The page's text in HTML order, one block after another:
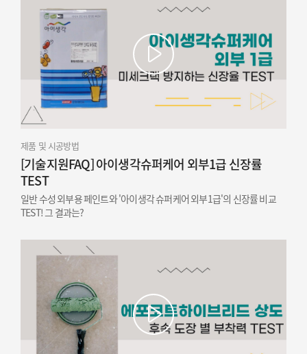
제품 및 시공방법
[기술지원FAQ] 아이생각슈퍼케어 외부1급 신장률
TEST
일반 수성 외부용 페인트와 '아이생각 슈퍼케어 외부1급'의 신장률 비교
TEST! 그 결과는?